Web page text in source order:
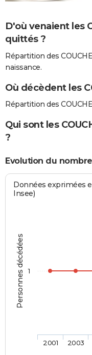
D'où venaient les
quittés ?
Répartition des
naissance.
Où décèdent les
Répartition des
Qui sont les
?
Evolution du
Personnes décédées
Données exprimées
Insee)
2001 2003
1